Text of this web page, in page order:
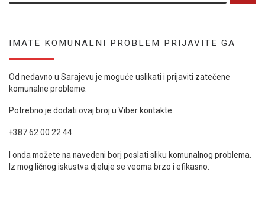
IMATE KOMUNALNI PROBLEM PRIJAVITE GA
Od nedavno u Sarajevu je moguće uslikati i prijaviti zatečene
komunalne probleme.
Potrebno je dodati ovaj broj u Viber kontakte
+387 62 00 22 44
I onda možete na navedeni borj poslati sliku komunalnog problema.
Iz mog ličnog iskustva djeluje se veoma brzo i efikasno.